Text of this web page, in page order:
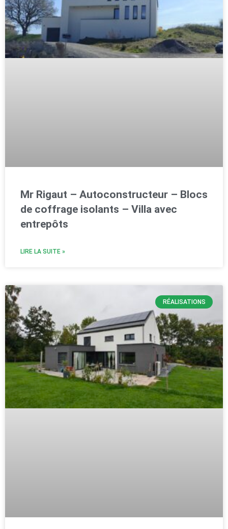
Mr Rigaut – Autoconstructeur – Blocs
de coffrage isolants – Villa avec
entrepôts
LIRE LA SUITE »
RÉALISATIONS